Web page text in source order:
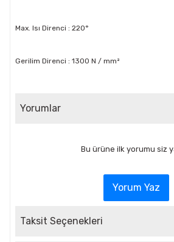
Max. Isı Direnci : 220°
Gerilim Direnci : 1300 N / mm²
Yorumlar
Bu ürüne ilk yorumu siz
Yorum Yaz
Taksit Seçenekleri